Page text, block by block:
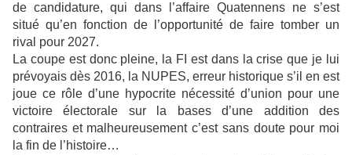
de candidature, qui dans l’affaire Quatennens ne s’est
situé qu’en fonction de l’opportunité de faire tomber un
rival pour 2027.
La coupe est donc pleine, la FI est dans la crise que je lui
prévoyais dès 2016, la NUPES, erreur historique s’il en est
joue ce rôle d’une hypocrite nécessité d’union pour une
victoire électorale sur la bases d’une addition des
contraires et malheureusement c’est sans doute pour moi
la fin de l’histoire…